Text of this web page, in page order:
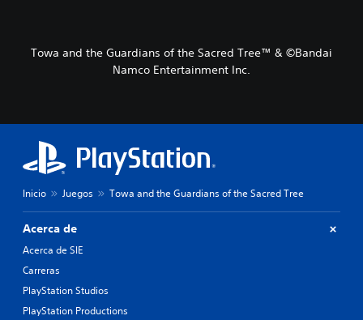
Towa and the Guardians of the Sacred Tree™ & ©Bandai
Namco Entertainment Inc.
Inicio Juegos Towa and the Guardians of the Sacred Tree
Acerca de
Acerca de SIE
Carreras
PlayStation Studios
PlayStation Productions